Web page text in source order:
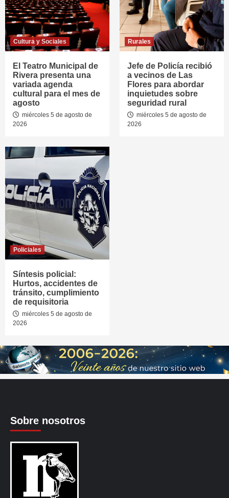
Cultura y Sociales
El Teatro Municipal de
Rivera presenta una
variada agenda
cultural para el mes de
agosto
miércoles 5 de agosto de
2026
Rurales
Jefe de Policía recibió
a vecinos de Las
Flores para abordar
inquietudes sobre
seguridad rural
miércoles 5 de agosto de
2026
Policiales
Síntesis policial:
Hurtos, accidentes de
tránsito, cumplimiento
de requisitoria
miércoles 5 de agosto de
2026
Sobre nosotros